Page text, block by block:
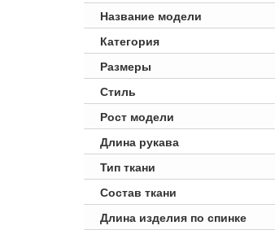
Название модели
Категория
Размеры
Стиль
Рост модели
Длина рукава
Тип ткани
Состав ткани
Длина изделия по спинке